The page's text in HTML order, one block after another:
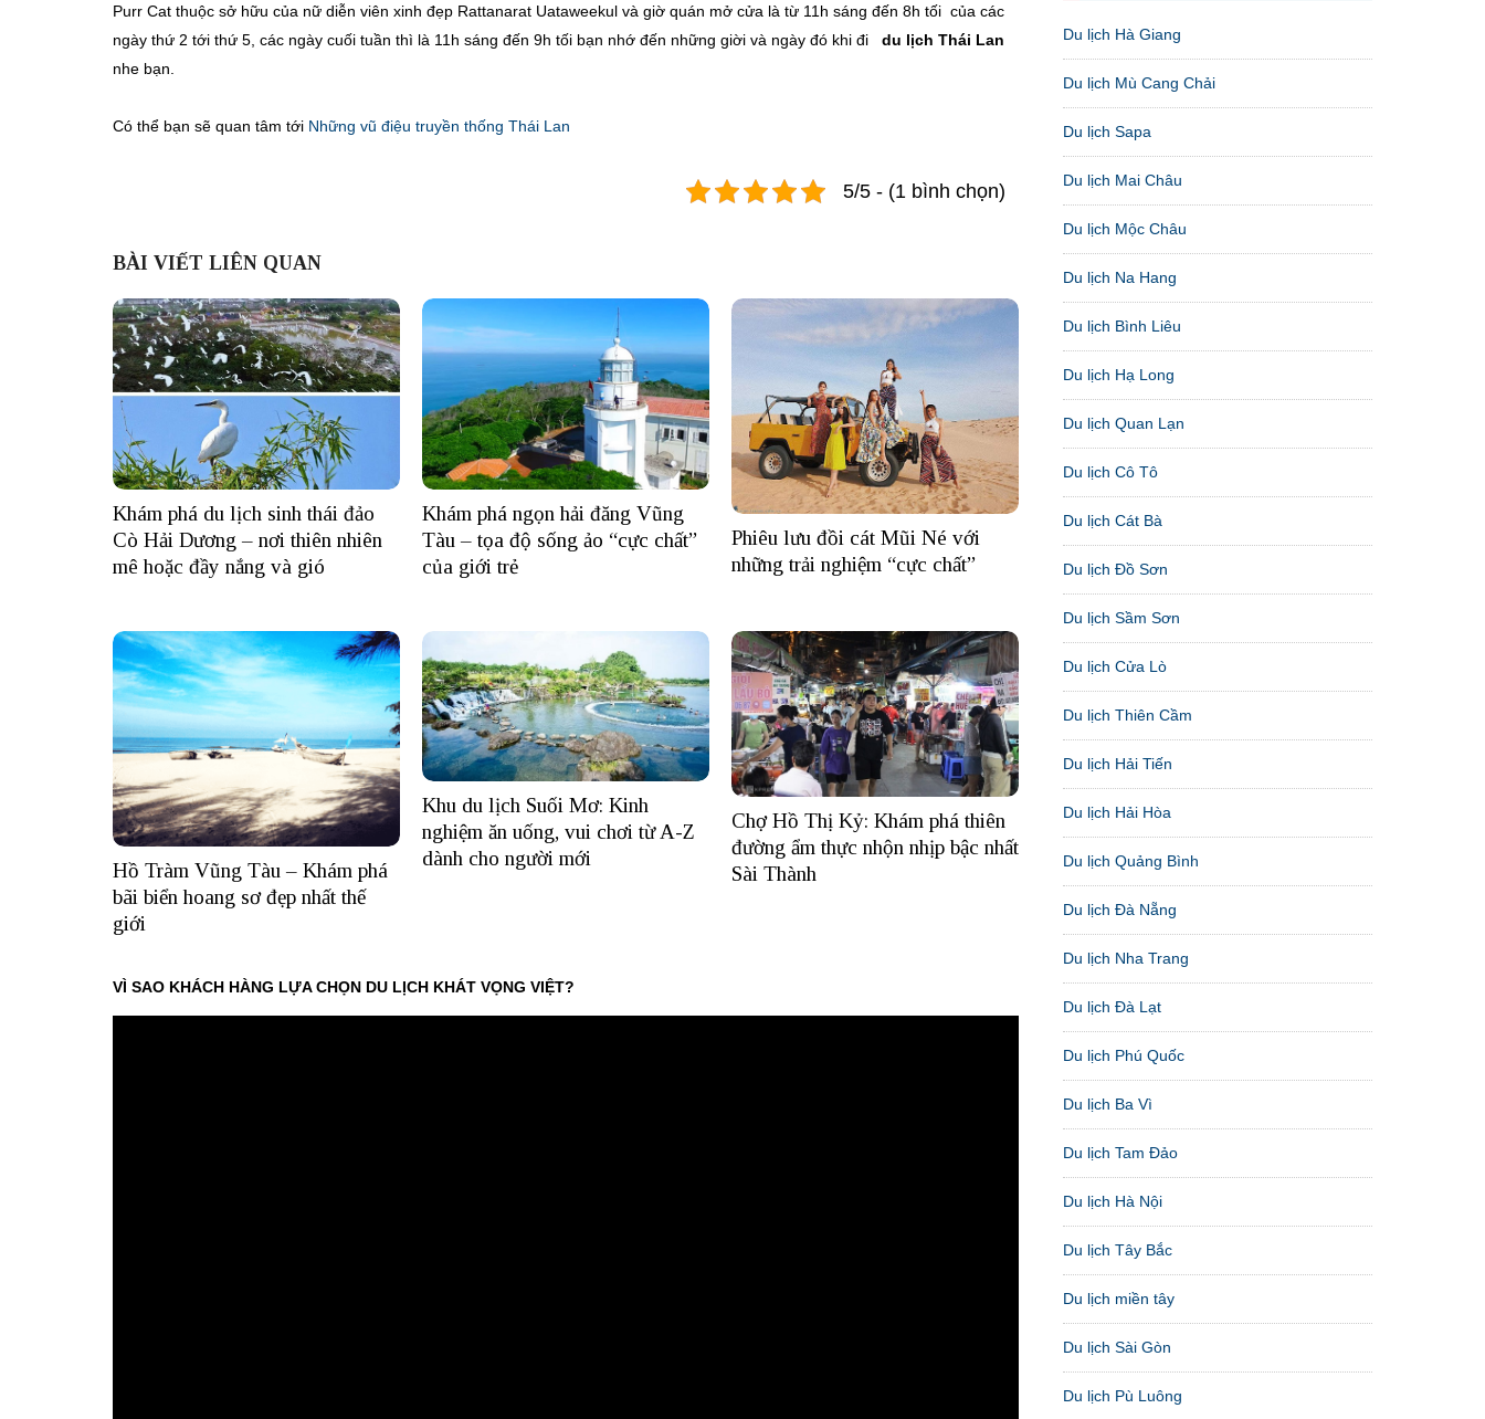
Purr Cat thuộc sở hữu của nữ diễn viên xinh đẹp Rattanarat Uataweekul và giờ quán mở cửa là từ 11h sáng đến 8h tối của các
ngày thứ 2 tới thứ 5, các ngày cuối tuần thì là 11h sáng đến 9h tối bạn nhớ đến những giời và ngày đó khi đi du lịch Thái Lan
nhe bạn.
Có thể bạn sẽ quan tâm tới Những vũ điệu truyền thống Thái Lan
5/5 - (1 bình chọn)
BÀI VIẾT LIÊN QUAN
Khám phá du lịch sinh thái đảo
Cò Hải Dương – nơi thiên nhiên
mê hoặc đầy nắng và gió
Khám phá ngọn hải đăng Vũng
Tàu – tọa độ sống ảo “cực chất”
của giới trẻ
Phiêu lưu đồi cát Mũi Né với
những trải nghiệm “cực chất”
Hồ Tràm Vũng Tàu – Khám phá
bãi biển hoang sơ đẹp nhất thế
giới
Khu du lịch Suối Mơ: Kinh
nghiệm ăn uống, vui chơi từ A-Z
dành cho người mới
Chợ Hồ Thị Kỷ: Khám phá thiên
đường ẩm thực nhộn nhịp bậc nhất
Sài Thành
VÌ SAO KHÁCH HÀNG LỰA CHỌN DU LỊCH KHÁT VỌNG VIỆT?
Du lịch Hà Giang
Du lịch Mù Cang Chải
Du lịch Sapa
Du lịch Mai Châu
Du lịch Mộc Châu
Du lịch Na Hang
Du lịch Bình Liêu
Du lịch Hạ Long
Du lịch Quan Lạn
Du lịch Cô Tô
Du lịch Cát Bà
Du lịch Đồ Sơn
Du lịch Sầm Sơn
Du lịch Cửa Lò
Du lịch Thiên Cầm
Du lịch Hải Tiến
Du lịch Hải Hòa
Du lịch Quảng Bình
Du lịch Đà Nẵng
Du lịch Nha Trang
Du lịch Đà Lạt
Du lịch Phú Quốc
Du lịch Ba Vì
Du lịch Tam Đảo
Du lịch Hà Nội
Du lịch Tây Bắc
Du lịch miền tây
Du lịch Sài Gòn
Du lịch Pù Luông